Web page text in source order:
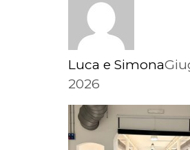
Luca e Simona
2026